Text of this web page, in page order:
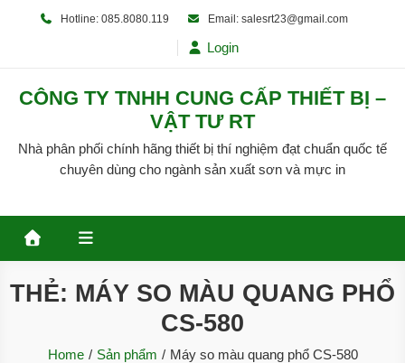
Hotline: 085.8080.119 Email: salesrt23@gmail.com
Login
CÔNG TY TNHH CUNG CẤP THIẾT BỊ –
VẬT TƯ RT
Nhà phân phối chính hãng thiết bị thí nghiệm đạt chuẩn quốc tế
chuyên dùng cho ngành sản xuất sơn và mực in
THẺ: MÁY SO MÀU QUANG PHỔ
CS-580
Home Sản phẩm Máy so màu quang phổ CS-580